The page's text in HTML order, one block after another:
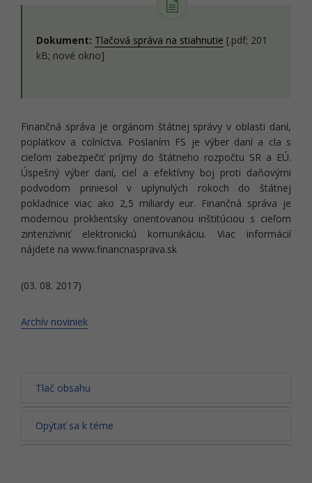
Dokument: Tlačová správa na stiahnutie [.pdf; 201
kB; nové okno]
Finančná správa je orgánom štátnej správy v oblasti daní,
poplatkov a colníctva. Poslaním FS je výber daní a cla s
cieľom zabezpečiť príjmy do štátneho rozpočtu SR a EÚ.
Úspešný výber daní, ciel a efektívny boj proti daňovými
podvodom priniesol v uplynulých rokoch do štátnej
pokladnice viac ako 2,5 miliardy eur. Finančná správa je
modernou proklientsky orientovanou inštitúciou s cieľom
zintenzívniť elektronickú komunikáciu. Viac informácií
nájdete na www.financnasprava.sk
(03. 08. 2017)
Archív noviniek
Tlač obsahu
Opýtať sa k téme